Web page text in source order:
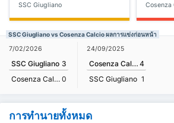
SSC Giugliano Cosenza
SSC Giugliano vs Cosenza Calcio ผลการแข่งก่อนหน้า
7/02/2026
SSC Giugliano 3
Cosenza Calcio 0
24/09/2025
Cosenza Calcio 4
SSC Giugliano 1
การทำนายทั้งหมด